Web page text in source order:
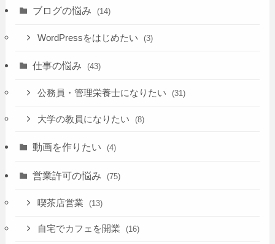
ブログの悩み (14)
WordPressをはじめたい (3)
仕事の悩み (43)
公務員・管理栄養士になりたい (31)
大学の教員になりたい (8)
動画を作りたい (4)
営業許可の悩み (75)
喫茶店営業 (13)
自宅でカフェを開業 (16)